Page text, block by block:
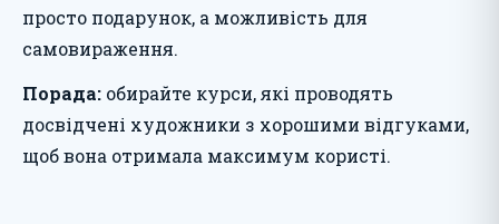
просто подарунок, а можливість для
самовираження.
Порада: обирайте курси, які проводять
досвідчені художники з хорошими відгуками,
щоб вона отримала максимум користі.